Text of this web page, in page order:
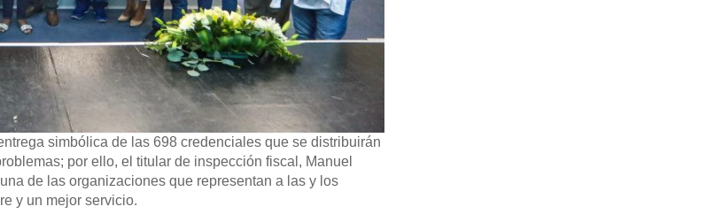
simbólica de las 698 credenciales que se distribuirán
por ello, el titular de inspección fiscal, Manuel
de las organizaciones que representan a las y los
y un mejor servicio.